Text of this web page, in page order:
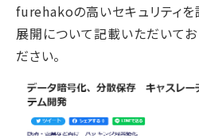
furehakoの高いセキュリティ
展開について記載いただいてお
ださい。